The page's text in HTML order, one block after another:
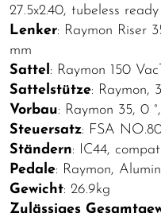
27.5x2.40, tubeless ready
Lenker: Raymon Riser
mm
Sattel: Raymon 150
Sattelstütze: Raymon,
Vorbau: Raymon 35, 0
Steuersatz: FSA
Ständern: IC44,
Pedale: Raymon,
Gewicht: 26.9kg
Zulässiges